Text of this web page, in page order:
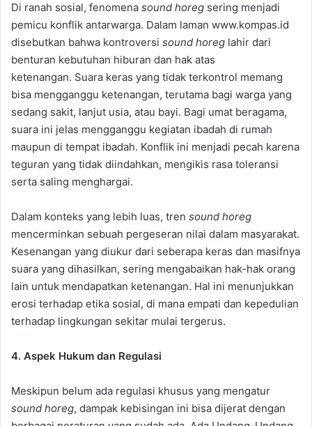
Di ranah sosial, fenomena sound horeg sering menjadi
pemicu konflik antarwarga. Dalam laman www.kompas.id
disebutkan bahwa kontroversi sound horeg lahir dari
benturan kebutuhan hiburan dan hak atas
ketenangan. Suara keras yang tidak terkontrol memang
bisa mengganggu ketenangan, terutama bagi warga yang
sedang sakit, lanjut usia, atau bayi. Bagi umat beragama,
suara ini jelas mengganggu kegiatan ibadah di rumah
maupun di tempat ibadah. Konflik ini menjadi pecah karena
teguran yang tidak diindahkan, mengikis rasa toleransi
serta saling menghargai.
Dalam konteks yang lebih luas, tren sound horeg
mencerminkan sebuah pergeseran nilai dalam masyarakat.
Kesenangan yang diukur dari seberapa keras dan masifnya
suara yang dihasilkan, sering mengabaikan hak-hak orang
lain untuk mendapatkan ketenangan. Hal ini menunjukkan
erosi terhadap etika sosial, di mana empati dan kepedulian
terhadap lingkungan sekitar mulai tergerus.
4. Aspek Hukum dan Regulasi
Meskipun belum ada regulasi khusus yang mengatur
sound horeg, dampak kebisingan ini bisa dijerat dengan